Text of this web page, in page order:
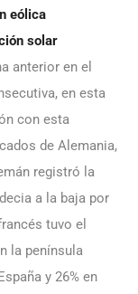
eólica
solar
anterior en el
en esta
con esta
de Alemania,
registró la
a la baja por
tuvo el
la península
y 26% en